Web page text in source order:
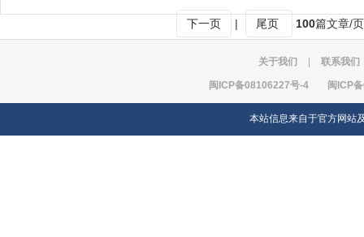
下一页 | 尾页 100篇文章/页
关于我们 联系我们
闽ICP备08106227号-4 闽ICP
本站信息来自于官方网站